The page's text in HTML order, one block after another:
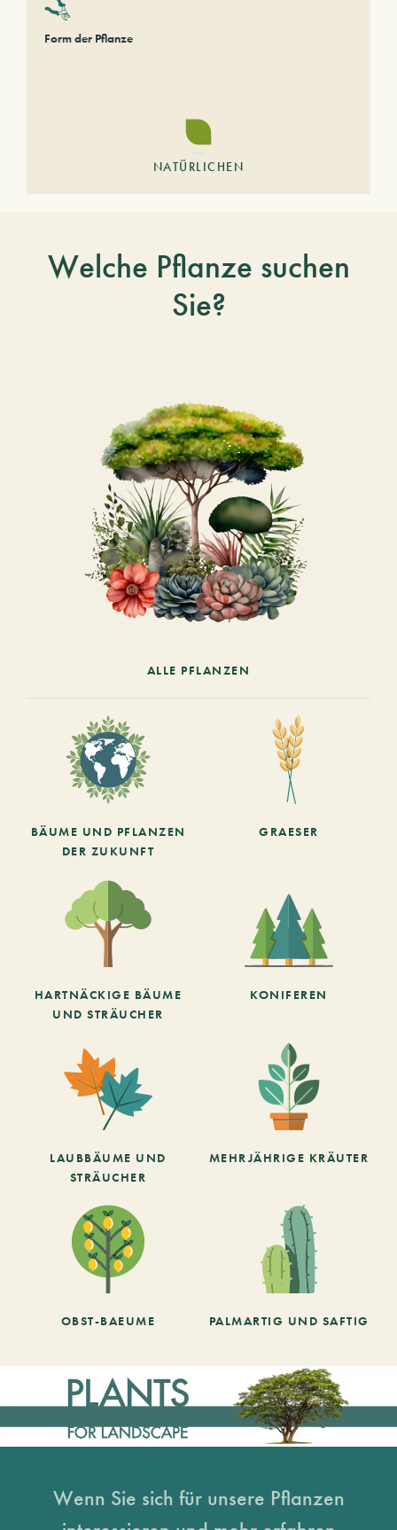
Form der Pflanze
NATÜRLICHEN
Welche Pflanze suchen
Sie?
ALLE PFLANZEN
BÄUME UND PFLANZEN
DER ZUKUNFT
GRAESER
HARTNÄCKIGE BÄUME
UND STRÄUCHER
KONIFEREN
LAUBBÄUME UND
STRÄUCHER
MEHRJÄHRIGE KRÄUTER
OBST-BAEUME PALMARTIG UND SAFTIG
Wenn Sie sich für unsere Pflanzen